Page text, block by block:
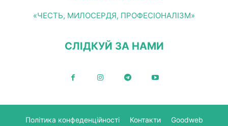
«ЧЕСТЬ, МИЛОСЕРДЯ, ПРОФЕСІОНАЛІЗМ»
СЛІДКУЙ ЗА НАМИ
Політика конфеденційності Контакти Goodweb